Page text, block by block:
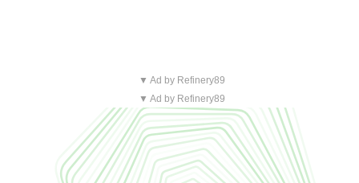
▼ Ad by Refinery89
▼ Ad by Refinery89